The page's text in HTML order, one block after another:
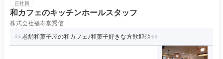
正社員
和カフェのキッチンホールスタッフ
株式会社福寿堂秀信
老舗和菓子屋の和カフェ♪和菓子好きな方歓迎◎